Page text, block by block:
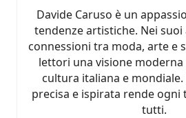
Davide Caruso è un
tendenze artistiche. Nei
connessioni tra moda, arte e
lettori una visione moderna
cultura italiana e
precisa e ispirata rende ogni
tutti.